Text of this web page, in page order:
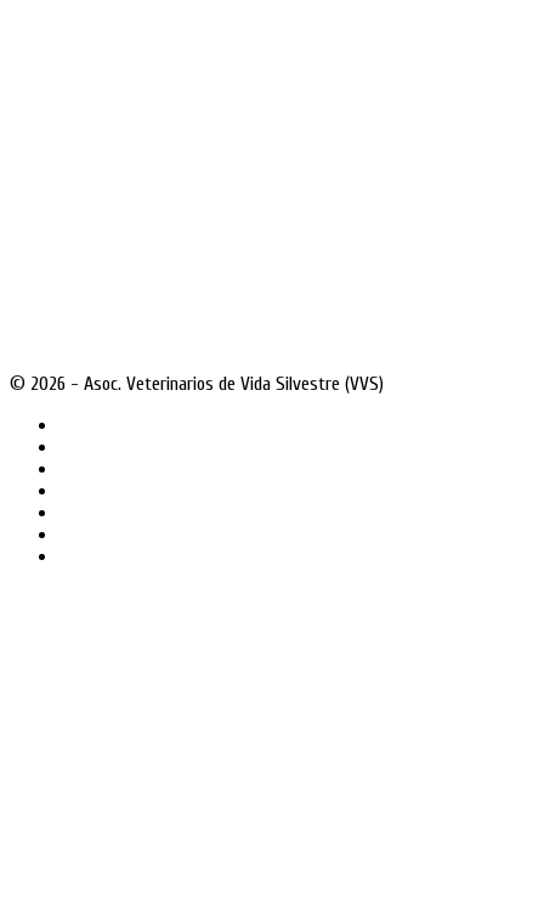
© 2026 - Asoc. Veterinarios de Vida Silvestre (VVS)